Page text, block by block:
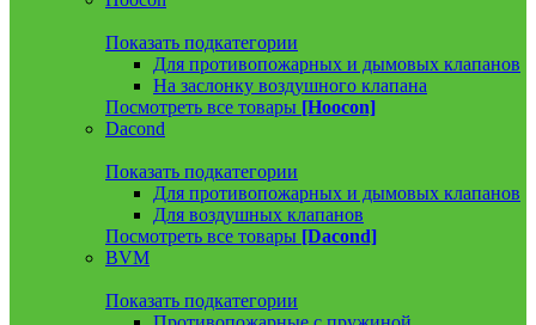
Показать подкатегории
Для противопожарных и дымовых клапанов
На заслонку воздушного клапана
Посмотреть все товары [Hoocon]
Dacond
Показать подкатегории
Для противопожарных и дымовых клапанов
Для воздушных клапанов
Посмотреть все товары [Dacond]
BVM
Показать подкатегории